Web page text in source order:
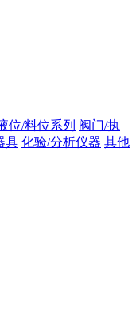
位/料位系列 阀门/执
具 化验/分析仪器 其他